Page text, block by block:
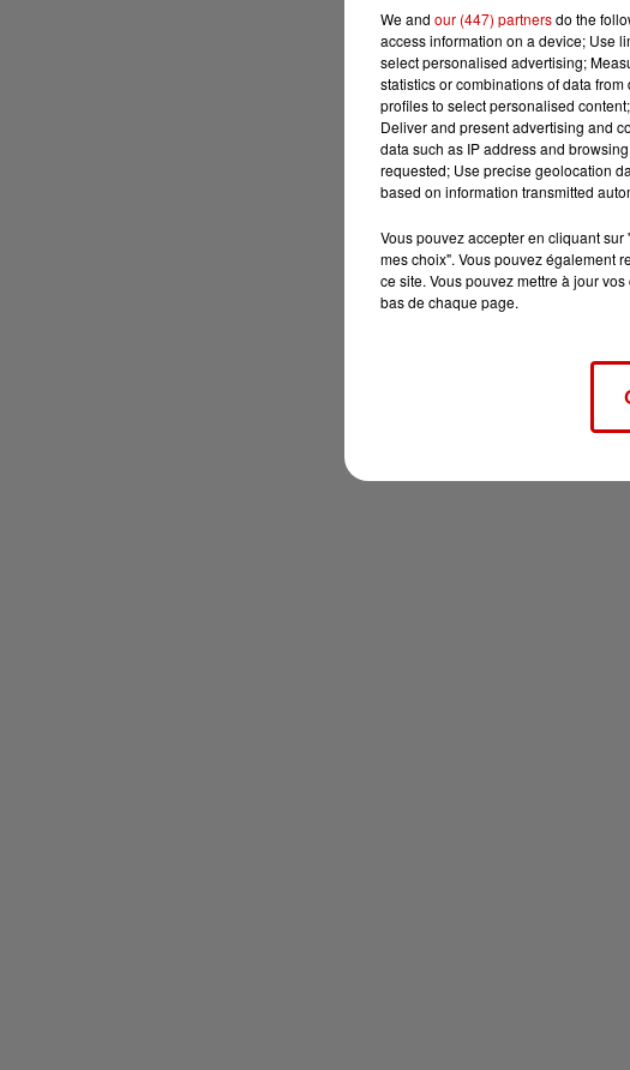
We and our (447) partnersdo the
access information on a device; Use
select personalised advertising;
statistics or combinations of data
profiles to select personalised
Deliver and present advertising and
data such as IP address and
requested; Use precise geolocation
based on information transmitted
Vous pouvez accepter en cliquant
mes choix". Vous pouvez également
ce site. Vous pouvez mettre à jour
bas de chaque page.